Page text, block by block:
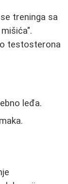
treninga sa
testosterona
leđa.